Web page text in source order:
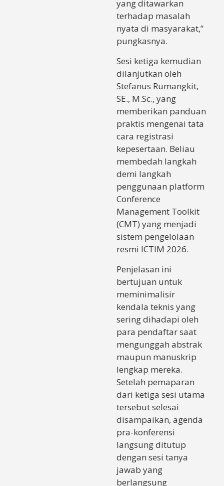
yang ditawarkan
terhadap masalah
nyata di masyarakat,”
pungkasnya.
Sesi ketiga kemudian
dilanjutkan oleh
Stefanus Rumangkit,
SE., M.Sc., yang
memberikan panduan
praktis mengenai tata
cara registrasi
kepesertaan. Beliau
membedah langkah
demi langkah
penggunaan platform
Conference
Management Toolkit
(CMT) yang menjadi
sistem pengelolaan
resmi ICTIM 2026.
Penjelasan ini
bertujuan untuk
meminimalisir
kendala teknis yang
sering dihadapi oleh
para pendaftar saat
mengunggah abstrak
maupun manuskrip
lengkap mereka.
Setelah pemaparan
dari ketiga sesi utama
tersebut selesai
disampaikan, agenda
pra-konferensi
langsung ditutup
dengan sesi tanya
jawab yang
berlangsung